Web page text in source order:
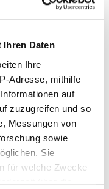
Daten
Ihre
Adresse, mithilfe
auf
zuzugreifen und so
Messungen von
sowie
Sie
für welche Zwecke
über die
auf Instagram an,
„Natural
und ein